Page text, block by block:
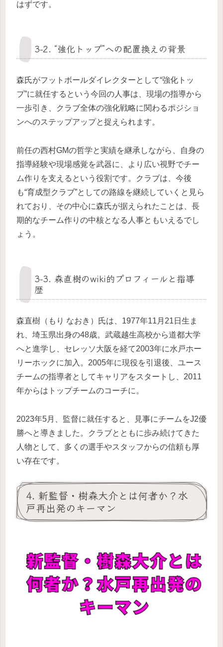
はずです。
3-2. “強化トップ”への配置換えの背景
森氏がフットボールダイレクターとして“強化トッ
プ”に就任するという今回の人事は、現場の指導から
一歩引き、クラブ全体の強化戦略に関わるポジショ
ンへのステップアップと捉えられます。
前任の西村GMの哲学と実績を継承しながら、自身の
指導経験や現場感覚を武器に、より広い視野でチー
ム作りを支えるという役割です。クラブは、今後
も“育成型クラブ”としての路線を継続していくと見ら
れており、その中心に森氏が据えられたことは、長
期的なチーム作りの中核となる人事ともいえるでし
ょう。
3-3. 森直樹のwiki的プロフィールと指導
歴
森直樹（もり なおき）氏は、1977年11月21日生ま
れ、埼玉県出身の48歳。武蔵越生高校から道都大学
へと進学し、セレッソ大阪を経て2003年に水戸ホー
リーホックに加入。2005年に現役を引退後、ユース
チームの指導者としてキャリアをスタートし、2011
年からはトップチームのコーチに。
2023年5月、監督に就任すると、見事にチームをJ2優
勝へと導きました。クラブとともに歩み続けてきた
人物として、多くの選手やスタッフからの信頼も厚
い存在です。
4. 新監督・樹森大介とは何者か？水
戸再出発のキーマン